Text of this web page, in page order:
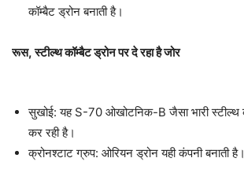
कॉम्बैट ड्रोन बनाती है।
रूस, स्टील्थ कॉम्बैट ड्रोन पर दे रहा है जोर
सुखोई: यह S-70 ओखोटनिक-B जैसा भारी स्टील्थ
कर रही है।
क्रोनश्टाट ग्रुप: ओरियन ड्रोन यही कंपनी बनाती है।